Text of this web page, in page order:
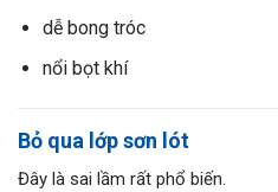
dễ bong tróc
nổi bọt khí
Bỏ qua lớp sơn lót
Đây là sai lầm rất phổ biến.